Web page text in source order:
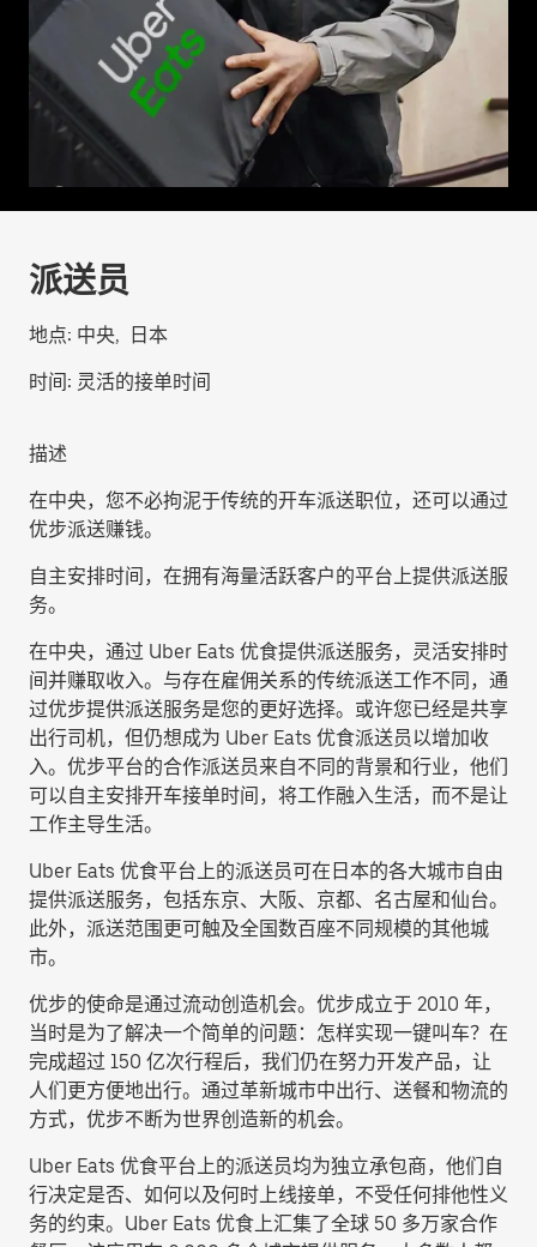
派送员
地点: 中央, 日本
时间: 灵活的接单时间
描述
在中央，您不必拘泥于传统的开车派送职位，还可以通过
优步派送赚钱。
自主安排时间，在拥有海量活跃客户的平台上提供派送服
务。
在中央，通过 Uber Eats 优食提供派送服务，灵活安排时
间并赚取收入。与存在雇佣关系的传统派送工作不同，通
过优步提供派送服务是您的更好选择。或许您已经是共享
出行司机，但仍想成为 Uber Eats 优食派送员以增加收
入。优步平台的合作派送员来自不同的背景和行业，他们
可以自主安排开车接单时间，将工作融入生活，而不是让
工作主导生活。
Uber Eats 优食平台上的派送员可在日本的各大城市自由
提供派送服务，包括东京、大阪、京都、名古屋和仙台。
此外，派送范围更可触及全国数百座不同规模的其他城
市。
优步的使命是通过流动创造机会。优步成立于 2010 年，
当时是为了解决一个简单的问题：怎样实现一键叫车？在
完成超过 150 亿次行程后，我们仍在努力开发产品，让
人们更方便地出行。通过革新城市中出行、送餐和物流的
方式，优步不断为世界创造新的机会。
Uber Eats 优食平台上的派送员均为独立承包商，他们自
行决定是否、如何以及何时上线接单，不受任何排他性义
务的约束。Uber Eats 优食上汇集了全球 50 多万家合作